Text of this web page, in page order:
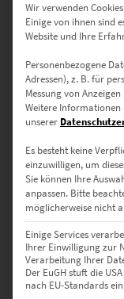
Wenn Du Edinburgh
Hier gibt es
sind und als
auf Keilrahmen, als
Wandbildgrößen
Größen und als
Nutze hierfür oder
Wir verwenden
Einige von ihnen sind
Website und Ihre
Personenbezogene
Adressen), z. B. für
Messung von
Weitere Informationen
unserer
Es besteht keine
einzuwilligen, um
Sie können Ihre
anpassen. Bitte
möglicherweise nicht
Einige Services
Ihrer Einwilligung zur
Verarbeitung Ihrer
Der EuGH stuft die
nach EU-Standards